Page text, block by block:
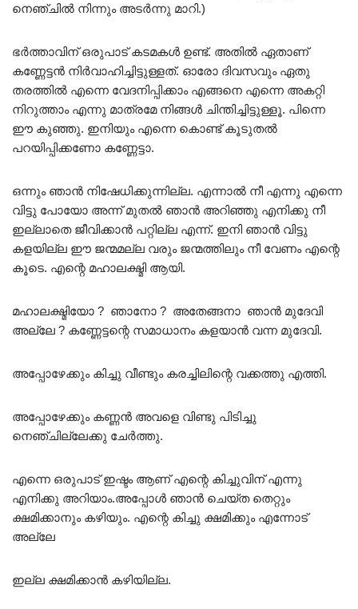
നെഞ്ചിൽ നിന്നും അടർന്നു മാറി.)
ഭർത്താവിന് ഒരുപാട് കടമകൾ ഉണ്ട്. അതിൽ ഏതാണ്
കണ്ണേട്ടൻ നിർവാഹിച്ചിട്ടുള്ളത്. ഓരോ ദിവസവും ഏതു
തരത്തിൽ എന്നെ വേദനിപ്പിക്കാം എങ്ങനെ എന്നെ അകറ്റി
നിറുത്താം എന്നു മാത്രമേ നിങ്ങൾ ചിന്തിച്ചിട്ടുള്ളൂ. പിന്നെ
ഈ കുഞ്ഞു. ഇനിയും എന്നെ കൊണ്ട് കൂടുതൽ
പറയിപ്പിക്കണോ കണ്ണേട്ടാ.
ഒന്നും ഞാൻ നിഷേധിക്കുന്നില്ല. എന്നാൽ നീ എന്നു എന്നെ
വിട്ടു പോയോ അന്ന് മുതൽ ഞാൻ അറിഞ്ഞു എനിക്കു നീ
ഇല്ലാതെ ജീവിക്കാൻ പറ്റില്ല എന്ന്. ഇനി ഞാൻ വിട്ടു
കളയില്ല ഈ ജന്മമല്ല വരും ജന്മത്തിലും നീ വേണം എന്റെ
കൂടെ. എന്റെ മഹാലക്ഷ്മി ആയി.
മഹാലക്ഷ്മിയോ ? ഞാനോ ? അതേങ്ങനാ ഞാൻ മുദേവി
അല്ലേ ? കണ്ണേട്ടന്റെ സമാധാനം കളയാൻ വന്ന മുദേവി.
അപ്പോഴേക്കും കിച്ചു വീണ്ടും കരച്ചിലിന്റെ വക്കത്തു എത്തി.
അപ്പോഴേക്കും കണ്ണൻ അവളെ വിണ്ടു പിടിച്ചു
നെഞ്ചില്ലേക്കു ചേർത്തു.
എന്നെ ഒരുപാട് ഇഷ്ടം ആണ് എന്റെ കിച്ചുവിന് എന്നു
എനിക്കു അറിയാം.അപ്പോൾ ഞാൻ ചെയ്ത തെറ്റും
ക്ഷമിക്കാനും കഴിയും. എന്റെ കിച്ചു ക്ഷമിക്കും എന്നോട്
അല്ലേ
ഇല്ല ക്ഷമിക്കാൻ കഴിയില്ല.